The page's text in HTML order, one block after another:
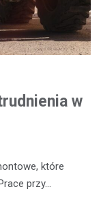
w
które
przy…